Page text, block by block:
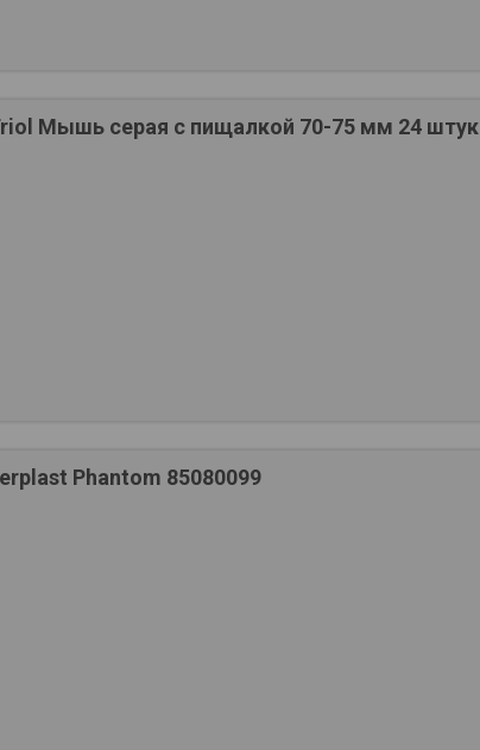
Мышь серая с пищалкой 70-75 мм 24
Phantom 85080099